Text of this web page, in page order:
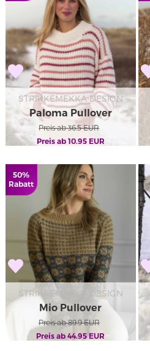
STRIKKEMEKKA DESIGN
Paloma Pullover
Weiß/Himbeere
Preis ab 36.5EUR
Preis ab 10.95EUR
50%
Rabatt
STRIKKEMEKKA DESIGN
Mio Pullover
Preis ab 89.9EUR
Preis ab 44.95EUR